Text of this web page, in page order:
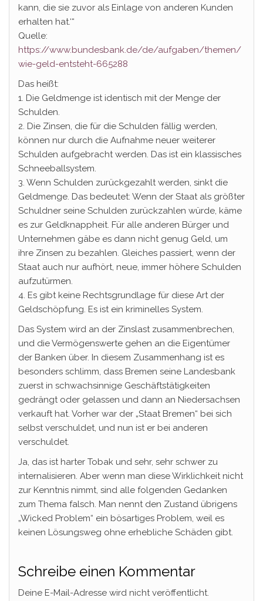
kann, die sie zuvor als Einlage von anderen Kunden
erhalten hat.‘“
Quelle:
https://www.bundesbank.de/de/aufgaben/themen/
wie-geld-entsteht-665288
Das heißt:
1. Die Geldmenge ist identisch mit der Menge der
Schulden.
2. Die Zinsen, die für die Schulden fällig werden,
können nur durch die Aufnahme neuer weiterer
Schulden aufgebracht werden. Das ist ein klassisches
Schneeballsystem.
3. Wenn Schulden zurückgezahlt werden, sinkt die
Geldmenge. Das bedeutet: Wenn der Staat als größter
Schuldner seine Schulden zurückzahlen würde, käme
es zur Geldknappheit. Für alle anderen Bürger und
Unternehmen gäbe es dann nicht genug Geld, um
ihre Zinsen zu bezahlen. Gleiches passiert, wenn der
Staat auch nur aufhört, neue, immer höhere Schulden
aufzutürmen.
4. Es gibt keine Rechtsgrundlage für diese Art der
Geldschöpfung. Es ist ein kriminelles System.
Das System wird an der Zinslast zusammenbrechen,
und die Vermögenswerte gehen an die Eigentümer
der Banken über. In diesem Zusammenhang ist es
besonders schlimm, dass Bremen seine Landesbank
zuerst in schwachsinnige Geschäftstätigkeiten
gedrängt oder gelassen und dann an Niedersachsen
verkauft hat. Vorher war der „Staat Bremen“ bei sich
selbst verschuldet, und nun ist er bei anderen
verschuldet.
Ja, das ist harter Tobak und sehr, sehr schwer zu
internalisieren. Aber wenn man diese Wirklichkeit nicht
zur Kenntnis nimmt, sind alle folgenden Gedanken
zum Thema falsch. Man nennt den Zustand übrigens
„Wicked Problem“ ein bösartiges Problem, weil es
keinen Lösungsweg ohne erhebliche Schäden gibt.
Schreibe einen Kommentar
Deine E-Mail-Adresse wird nicht veröffentlicht.